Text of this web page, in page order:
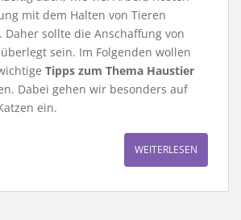
mit dem Halten von Tieren
sollte die Anschaffung von
sein. Im Folgenden wollen
Tipps zum Thema Haustier
Dabei gehen wir besonders auf
ein.
WEITERLESEN